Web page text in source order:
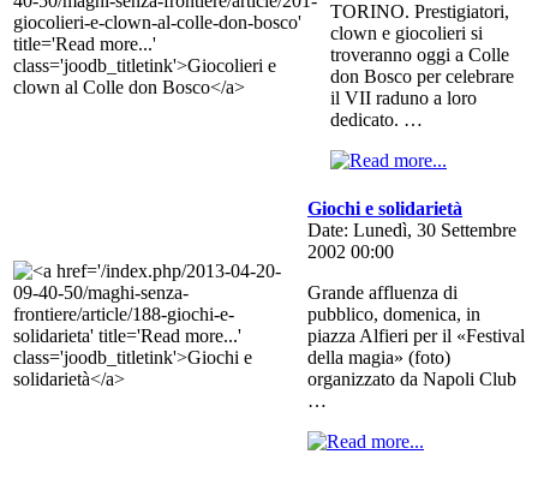
TORINO. Prestigiatori,
clown e giocolieri si
troveranno oggi a Colle
don Bosco per celebrare
il VII raduno a loro
dedicato. …
Giochi e solidarietà
Date: Lunedì, 30 Settembre
2002 00:00
Grande affluenza di
pubblico, domenica, in
piazza Alfieri per il «Festival
della magia» (foto)
organizzato da Napoli Club
…